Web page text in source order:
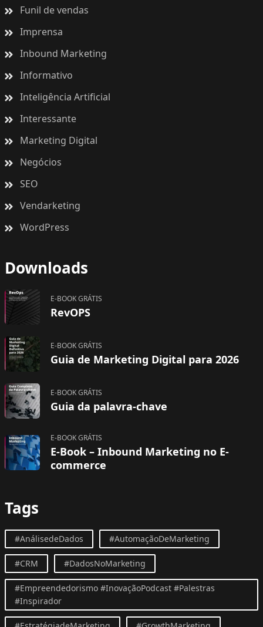
Funil de vendas
Imprensa
Inbound Marketing
Informativo
Inteligência Artificial
Interessante
Marketing Digital
Negócios
SEO
Vendarketing
WordPress
Downloads
E-BOOK GRÁTIS
RevOPS
E-BOOK GRÁTIS
Guia de Marketing Digital para 2026
E-BOOK GRÁTIS
Guia da palavra-chave
E-BOOK GRÁTIS
E-Book – Inbound Marketing no E-
commerce
Tags
#AnálisedeDados #AutomaçãoDeMarketing
#CRM #DadosNoMarketing
#Empreendedorismo #InovaçãoPodcast #Palestras
#Inspirador